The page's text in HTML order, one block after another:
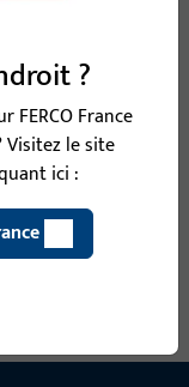
DIVISE 9 MM
totale 9 mm
?
FERCO France
le site
ici :